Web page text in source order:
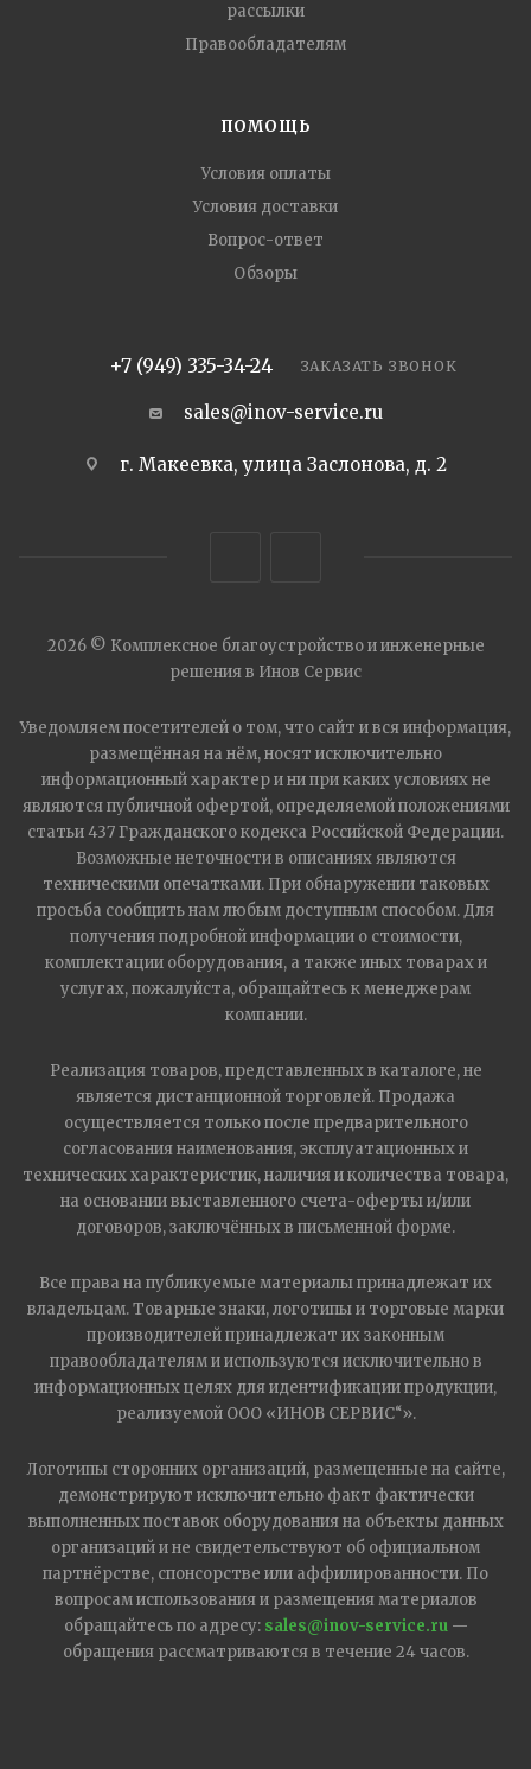
рассылки
Правообладателям
ПОМОЩЬ
Условия оплаты
Условия доставки
Вопрос-ответ
Обзоры
+7 (949) 335-34-24 ЗАКАЗАТЬ ЗВОНОК
sales@inov-service.ru
г. Макеевка, улица Заслонова, д. 2
2026 © Комплексное благоустройство и инженерные
решения в Инов Сервис
Уведомляем посетителей о том, что сайт и вся информация,
размещённая на нём, носят исключительно
информационный характер и ни при каких условиях не
являются публичной офертой, определяемой положениями
статьи 437 Гражданского кодекса Российской Федерации.
Возможные неточности в описаниях являются
техническими опечатками. При обнаружении таковых
просьба сообщить нам любым доступным способом. Для
получения подробной информации о стоимости,
комплектации оборудования, а также иных товарах и
услугах, пожалуйста, обращайтесь к менеджерам
компании.
Реализация товаров, представленных в каталоге, не
является дистанционной торговлей. Продажа
осуществляется только после предварительного
согласования наименования, эксплуатационных и
технических характеристик, наличия и количества товара,
на основании выставленного счета-оферты и/или
договоров, заключённых в письменной форме.
Все права на публикуемые материалы принадлежат их
владельцам. Товарные знаки, логотипы и торговые марки
производителей принадлежат их законным
правообладателям и используются исключительно в
информационных целях для идентификации продукции,
реализуемой ООО «ИНОВ СЕРВИС“».
Логотипы сторонних организаций, размещенные на сайте,
демонстрируют исключительно факт фактически
выполненных поставок оборудования на объекты данных
организаций и не свидетельствуют об официальном
партнёрстве, спонсорстве или аффилированности. По
вопросам использования и размещения материалов
обращайтесь по адресу: sales@inov-service.ru—
обращения рассматриваются в течение 24 часов.